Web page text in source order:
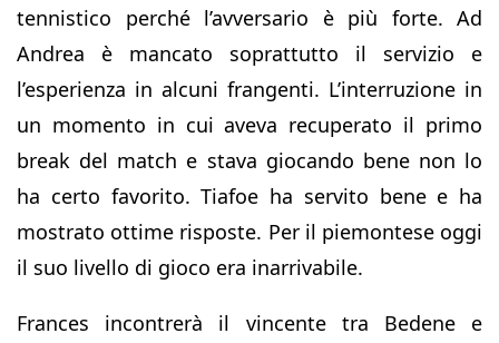
tennistico perché l’avversario è più forte. Ad
Andrea è mancato soprattutto il servizio e
l’esperienza in alcuni frangenti. L’interruzione in
un momento in cui aveva recuperato il primo
break del match e stava giocando bene non lo
ha certo favorito. Tiafoe ha servito bene e ha
mostrato ottime risposte. Per il piemontese oggi
il suo livello di gioco era inarrivabile.
Frances incontrerà il vincente tra Bedene e